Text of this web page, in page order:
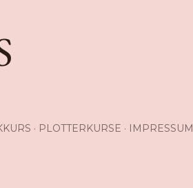
PLOTTERKURSE IMPRESSUM